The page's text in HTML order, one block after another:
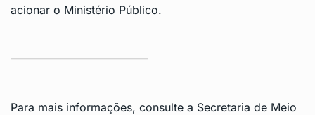
acionar o Ministério Público.
Para mais informações, consulte a Secretaria de Meio